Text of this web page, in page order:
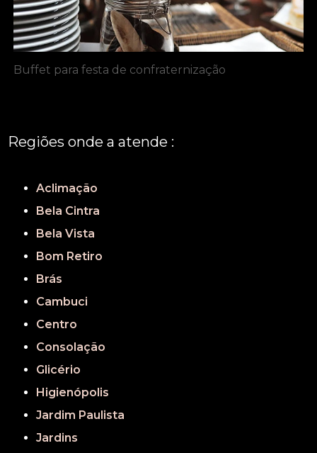
Buffet para festa de confraternização
Regiões onde a atende :
Aclimação
Bela Cintra
Bela Vista
Bom Retiro
Brás
Cambuci
Centro
Consolação
Glicério
Higienópolis
Jardim Paulista
Jardins